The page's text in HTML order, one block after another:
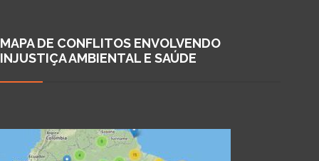
MAPA DE CONFLITOS ENVOLVENDO
INJUSTIÇA AMBIENTAL E SAÚDE